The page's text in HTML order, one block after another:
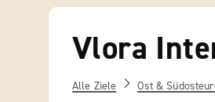
Vlora
Alle Ziele Ost &